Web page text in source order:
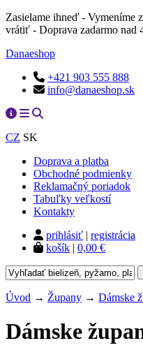
Zasielame ihneď - Vymeníme
vrátiť - Doprava zadarmo nad
Danaeshop
+421 903 555 888
info@danaeshop.sk
CZ SK
Doprava a platba
Obchodné podmienky
Reklamačný poriadok
Tabuľky veľkostí
Kontakty
prihlásiť | registrácia
košík | 0,00 €
Úvod → Župany → Dámske
Dámske